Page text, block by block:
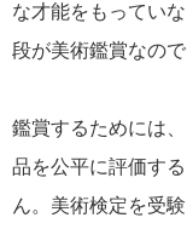
な才能をもってい
段が美術鑑賞なの
鑑賞するためには
品を公平に評価す
ん。美術検定を受